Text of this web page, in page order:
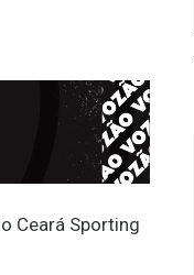
Ceará Sporting